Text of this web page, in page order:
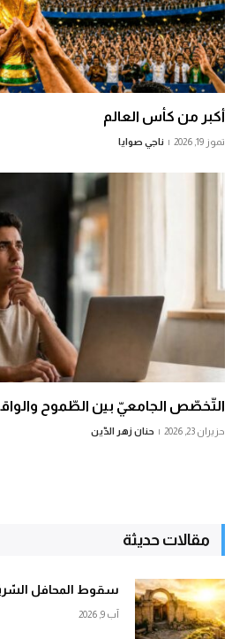
أكبر من كأس العالم
تموز 19, 2026 ناجي صوايا
التّخصّص الجامعيّ بين الطّموح
حزيران 23, 2026 حنان زهر الدّين
مقالات حديثة
سقوط المحافل
آب 9, 2026